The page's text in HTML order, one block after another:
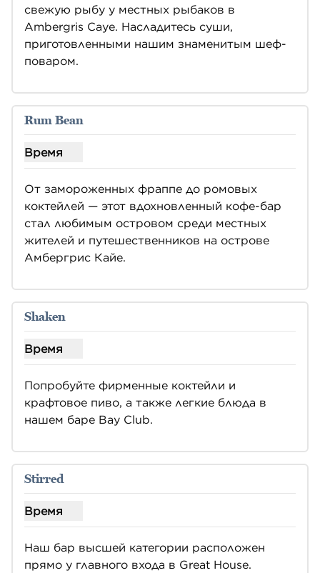
свежую рыбу у местных рыбаков в
Ambergris Caye. Насладитесь суши,
приготовленными нашим знаменитым шеф-
поваром.
Rum Bean
Время
Показать часы для ромовой фасоли
От замороженных фраппе до ромовых
коктейлей — этот вдохновленный кофе-бар
стал любимым островом среди местных
жителей и путешественников на острове
Амбергрис Кайе.
Shaken
Время
Показать часы для Shaken
Попробуйте фирменные коктейли и
крафтовое пиво, а также легкие блюда в
нашем баре Bay Club.
Stirred
Время
Показать часы для перемешивания
Наш бар высшей категории расположен
прямо у главного входа в Great House.